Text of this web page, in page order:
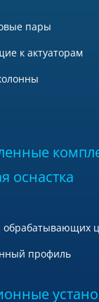
пары
к актуаторам
оснастка
обрабатывающих
профиль